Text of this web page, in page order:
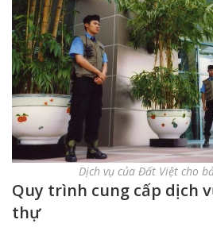
Dịch vụ của Đất Việt cho
Quy trình cung cấp dịch
thự